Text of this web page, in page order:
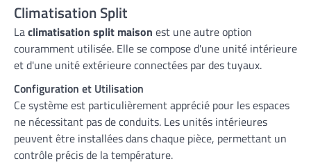
Climatisation Split
Laclimatisation split maison est une autre option
couramment utilisée. Elle se compose d'une unité intérieure
et d'une unité extérieure connectées par des tuyaux.
Configuration et Utilisation
Ce système est particulièrement apprécié pour les espaces
ne nécessitant pas de conduits. Les unités intérieures
peuvent être installées dans chaque pièce, permettant un
contrôle précis de la température.